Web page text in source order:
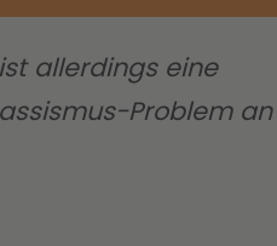
allerdings eine
Problem an